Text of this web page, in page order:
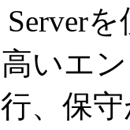
Server
いエ
、保